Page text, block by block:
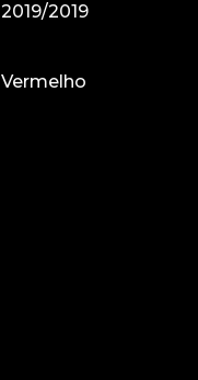
2019/2019
Vermelho